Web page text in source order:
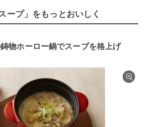
ープ」をもっとおいしく
物ホーロー鍋でスープを格上げ